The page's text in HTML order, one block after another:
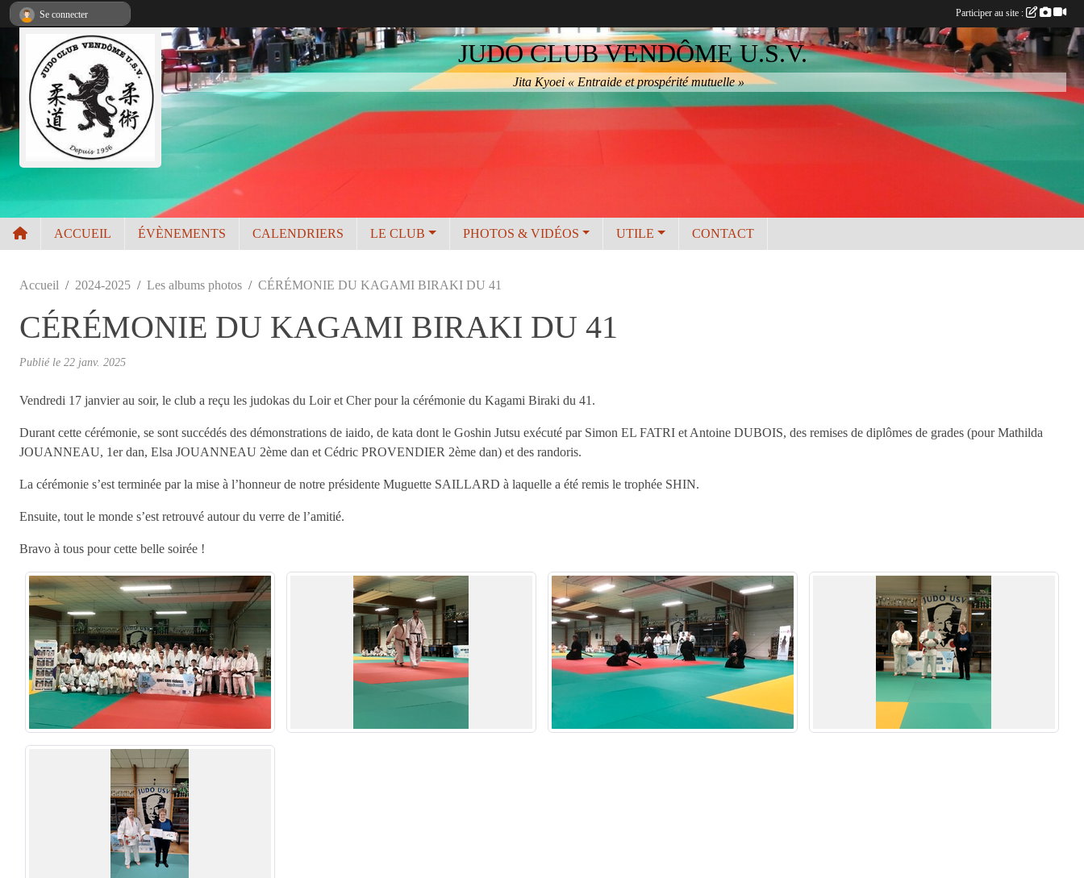
JUDO CLUB VENDÔME U.S.V.
Jita Kyoei « Entraide et prospérité mutuelle »
ACCUEIL ÉVÈNEMENTS CALENDRIERS LE CLUB PHOTOS & VIDÉOS UTILE CONTACT
Accueil 2024-2025 Les albums photos CÉRÉMONIE DU KAGAMI BIRAKI DU 41
CÉRÉMONIE DU KAGAMI BIRAKI DU 41
Publié le 22 janv. 2025
Vendredi 17 janvier au soir, le club a reçu les judokas du Loir et Cher pour la cérémonie du Kagami Biraki du 41.
Durant cette cérémonie, se sont succédés des démonstrations de iaido, de kata dont le Goshin Jutsu exécuté par Simon EL FATRI et Antoine DUBOIS, des remises de diplômes de grades (pour Mathilda
JOUANNEAU, 1er dan, Elsa JOUANNEAU 2ème dan et Cédric PROVENDIER 2ème dan) et des randoris.
La cérémonie s’est terminée par la mise à l’honneur de notre présidente Muguette SAILLARD à laquelle a été remis le trophée SHIN.
Ensuite, tout le monde s’est retrouvé autour du verre de l’amitié.
Bravo à tous pour cette belle soirée !
Se connecter Participer au site :
Panneau de gestion des cookies